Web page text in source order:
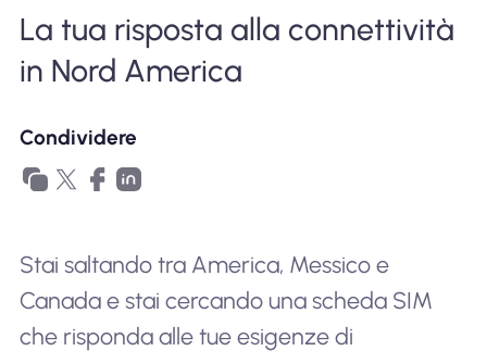
Per affari
La tua risposta alla connettività
in Nord America
Condividere
Stai saltando tra America, Messico e
Canada e stai cercando una scheda SIM
che risponda alle tue esigenze di